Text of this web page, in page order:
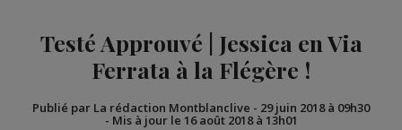
Testé Approuvé | Jessica en Via
Ferrata à la Flégère !
Publié par La rédaction Montblanclive - 29 juin 2018 à 09h30
- Mis à jour le 16 août 2018 à 13h01